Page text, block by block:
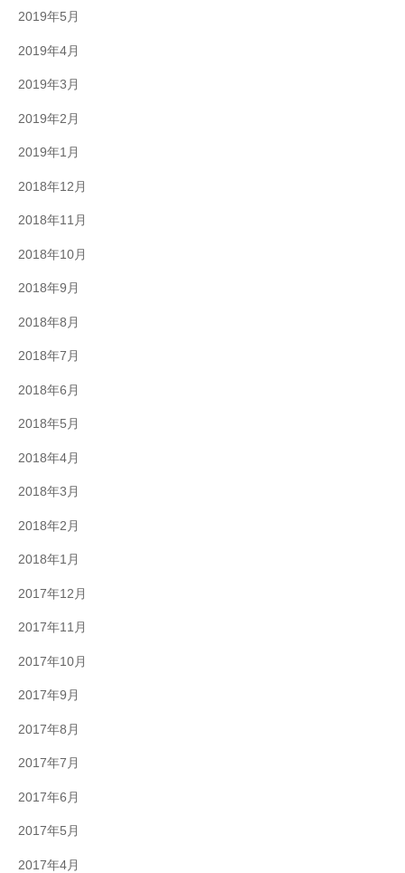
2019年5月
2019年4月
2019年3月
2019年2月
2019年1月
2018年12月
2018年11月
2018年10月
2018年9月
2018年8月
2018年7月
2018年6月
2018年5月
2018年4月
2018年3月
2018年2月
2018年1月
2017年12月
2017年11月
2017年10月
2017年9月
2017年8月
2017年7月
2017年6月
2017年5月
2017年4月